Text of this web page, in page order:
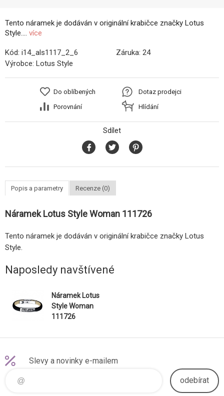
Tento náramek je dodáván v originální krabičce značky Lotus
Style.... více
Kód: i14_als1117_2_6 Záruka: 24
Výrobce: Lotus Style
Do oblíbených
Porovnání
Dotaz prodejci
Hlídání
Sdílet
Popis a parametry Recenze (0)
Náramek Lotus Style Woman 111726
Tento náramek je dodáván v originální krabičce značky Lotus
Style.
Naposledy navštívené
Náramek Lotus
Style Woman
111726
Slevy a novinky e-mailem
odebírat